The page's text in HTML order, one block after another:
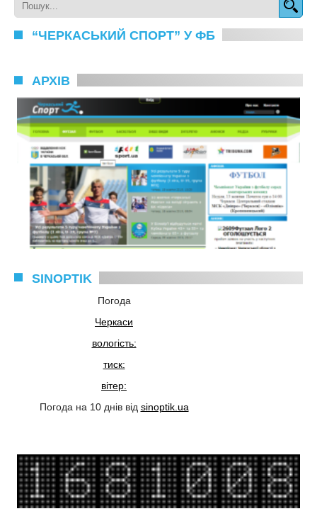
“ЧЕРКАСЬКИЙ СПОРТ” У ФБ
АРХІВ
SINOPTIK
Погода
Черкаси
вологість:
тиск:
вітер:
Погода на 10 днів від sinoptik.ua